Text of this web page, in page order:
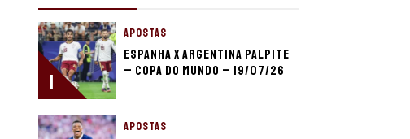
1
APOSTAS
Espanha x Argentina palpite
– Copa do Mundo – 19/07/26
APOSTAS